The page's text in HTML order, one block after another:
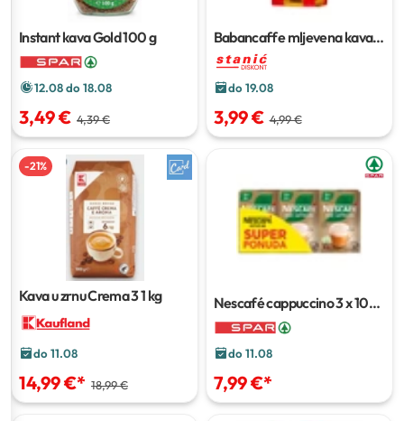
Instant kava Gold100 g
12.08 do 18.08
3,49 € 4,39 €
Babancaffe mljevena kava
200 g
do 19.08
3,99 € 4,99 €
-21%
Kava u zrnu Crema 31 kg
do 11.08
14,99 €* 18,99 €
Nescafé cappuccino3 x 108
g / 3 x 112 g
do 11.08
7,99 €*